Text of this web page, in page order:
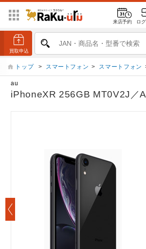
来店予約 ロ
トップ > スマートフォン > スマートフォン
au
iPhoneXR 256GB MT0V2J／